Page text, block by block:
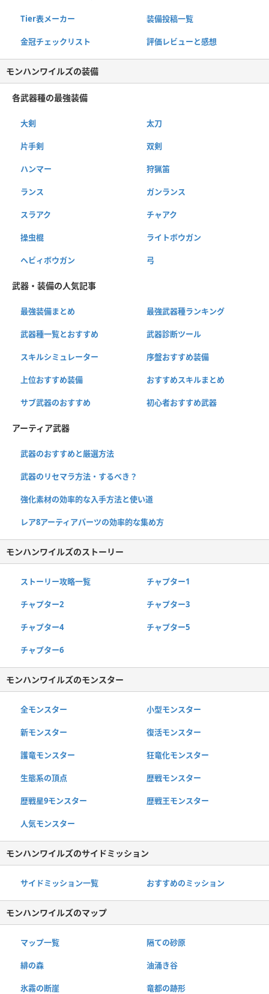
Tier表メーカー 装備投稿一覧
金冠チェックリスト 評価レビューと感想
モンハンワイルズの装備
各武器種の最強装備
大剣 太刀
片手剣 双剣
ハンマー 狩猟笛
ランス ガンランス
スラアク チャアク
操虫棍 ライトボウガン
ヘビィボウガン 弓
武器・装備の人気記事
最強装備まとめ 最強武器種ランキング
武器種一覧とおすすめ 武器診断ツール
スキルシミュレーター 序盤おすすめ装備
上位おすすめ装備 おすすめスキルまとめ
サブ武器のおすすめ 初心者おすすめ武器
アーティア武器
武器のおすすめと厳選方法
武器のリセマラ方法・するべき？
強化素材の効率的な入手方法と使い道
レア8アーティアパーツの効率的な集め方
モンハンワイルズのストーリー
ストーリー攻略一覧 チャプター1
チャプター2 チャプター3
チャプター4 チャプター5
チャプター6
モンハンワイルズのモンスター
全モンスター 小型モンスター
新モンスター 復活モンスター
護竜モンスター 狂竜化モンスター
生態系の頂点 歴戦モンスター
歴戦星9モンスター 歴戦王モンスター
人気モンスター
モンハンワイルズのサイドミッション
サイドミッション一覧 おすすめのミッション
モンハンワイルズのマップ
マップ一覧 隔ての砂原
緋の森 油涌き谷
氷霧の断崖 竜都の跡形